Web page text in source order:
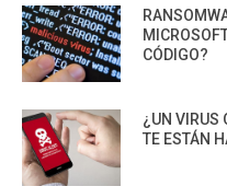
CÓDIGO?
¿UN VIRUS
TE ESTÁN